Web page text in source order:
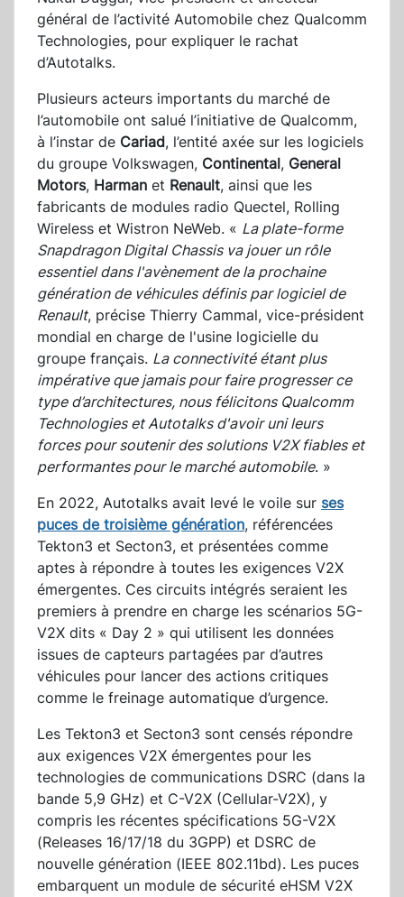
général de l’activité Automobile chez Qualcomm
Technologies, pour expliquer le rachat
d’Autotalks.
Plusieurs acteurs importants du marché de
l’automobile ont salué l’initiative de Qualcomm,
à l’instar de Cariad, l’entité axée sur les logiciels
du groupe Volkswagen, Continental, General
Motors, Harman et Renault, ainsi que les
fabricants de modules radio Quectel, Rolling
Wireless et Wistron NeWeb. « La plate-forme
Snapdragon Digital Chassis va jouer un rôle
essentiel dans l'avènement de la prochaine
génération de véhicules définis par logiciel de
Renault, précise Thierry Cammal, vice-président
mondial en charge de l'usine logicielle du
groupe français. La connectivité étant plus
impérative que jamais pour faire progresser ce
type d’architectures, nous félicitons Qualcomm
Technologies et Autotalks d'avoir uni leurs
forces pour soutenir des solutions V2X fiables et
performantes pour le marché automobile. »
En 2022, Autotalks avait levé le voile sur ses
puces de troisième génération, référencées
Tekton3 et Secton3, et présentées comme
aptes à répondre à toutes les exigences V2X
émergentes. Ces circuits intégrés seraient les
premiers à prendre en charge les scénarios 5G-
V2X dits « Day 2 » qui utilisent les données
issues de capteurs partagées par d’autres
véhicules pour lancer des actions critiques
comme le freinage automatique d’urgence.
Les Tekton3 et Secton3 sont censés répondre
aux exigences V2X émergentes pour les
technologies de communications DSRC (dans la
bande 5,9 GHz) et C-V2X (Cellular-V2X), y
compris les récentes spécifications 5G-V2X
(Releases 16/17/18 du 3GPP) et DSRC de
nouvelle génération (IEEE 802.11bd). Les puces
embarquent un module de sécurité eHSM V2X